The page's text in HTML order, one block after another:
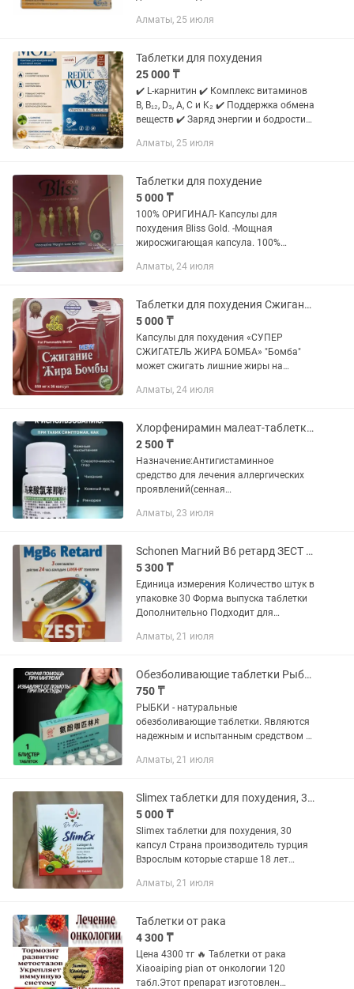
назначения. Без глютена, лактозы,
использоваться под медицинским...
Алматы, 25 июля
Таблетки для похудения
25 000 ₸
✔️ L-карнитин ✔️ Комплекс витаминов
B, B₁₂, D₃, A, C и K₂ ✔️ Поддержка обмена
веществ ✔️ Заряд энергии и бодрости
активного образа жизни
Алматы, 25 июля
Таблетки для похудение
5 000 ₸
100% ОРИГИНАЛ- Капсулы для
похудения Bliss Gold. -Мощная
жиросжигающая капсула. 100%
Molecule plus. Тот же самый состав что
Алматы, 24 июля
Таблетки для похудения Сжигание Жира Бомба.
5 000 ₸
Капсулы для похудения «СУПЕР
СЖИГАТЕЛЬ ЖИРА БОМБА» "Бомба"
может сжигать лишние жиры на
разложение жира,регулирует
организме человека....
Алматы, 24 июля
Хлорфенирамин малеат-таблетки от аллергии.
2 500 ₸
Назначение:Антигистаминное
средство для лечения аллергических
проявлений(сенная
:Блокирует гистаминовые
аллергия.
Алматы, 23 июля
Schonen Магний В6 ретард ЗЕСТ таблетки 30 шт
5 300 ₸
Единица измерения Количество штук в
упаковке 30 Форма выпуска таблетки
Дополнительно Подходит для
информация Да 7640158263525
для нервной...
Алматы, 21 июля
Обезболивающие таблетки Рыбки
750 ₸
РЫБКИ - натуральные
обезболивающие таблетки. Являются
надежным и испытанным средством от
синдрома вызванного повышенным
и...
Алматы, 21 июля
Slimex таблетки для похудения, 30 капсул
5 000 ₸
Slimex таблетки для похудения, 30
капсул Страна производитель турция
Взрослым которые старше 18 лет
капсуле в день не рекомендуется
Алматы, 21 июля
Таблетки от рака
4 300 ₸
Цена 4300 тг 🔥 Таблетки от рака
Xiaoaiping pian от онкологии 120
табл.Этот препарат изготовлен